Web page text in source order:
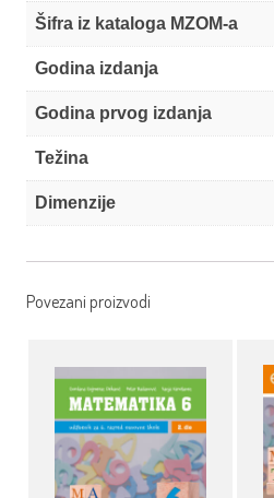
Šifra iz kataloga MZOM-a
Godina izdanja
Godina prvog izdanja
Težina
Dimenzije
Povezani proizvodi